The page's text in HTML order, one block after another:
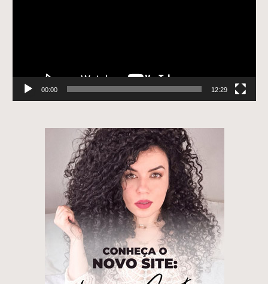
00:00 12:29